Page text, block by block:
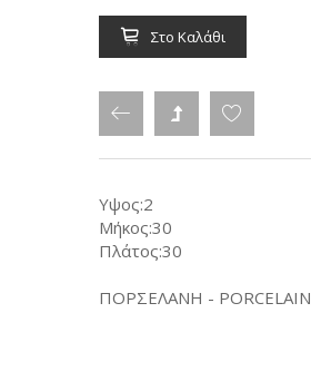
Στο Καλάθι
Υψος:2
Μήκος:30
Πλάτος:30
ΠΟΡΣΕΛΑΝΗ - PORCELAIN